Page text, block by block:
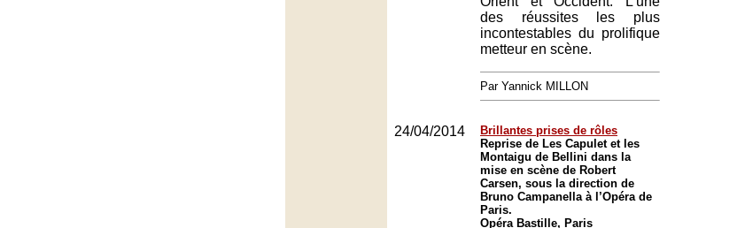
des réussites les plus
incontestables du prolifique
metteur en scène.
Par Yannick MILLON
24/04/2014
Brillantes prises de rôles
Reprise de Les Capulet et les
Montaigu de Bellini dans la
mise en scène de Robert
Carsen, sous la direction de
Bruno Campanella à l’Opéra de
Paris.
Opéra Bastille, Paris